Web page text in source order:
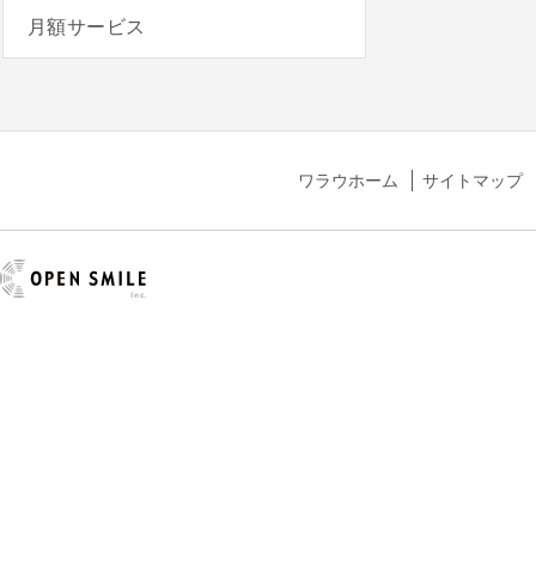
月額サービス
ワラウホーム サイトマップ